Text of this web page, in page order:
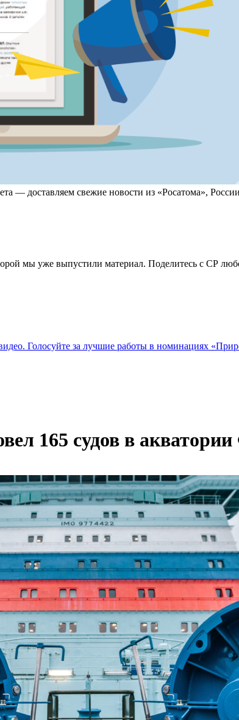
— доставляем свежие новости из «Росатома»,
мы уже выпустили материал. Поделитесь с СР
Голосуйте за лучшие работы в номинациях
165 судов в